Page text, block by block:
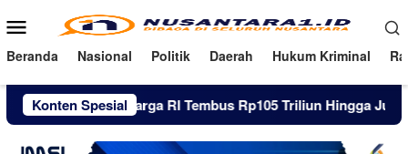
ke
konten
Menu
Mobile
Beranda Nasional Politik Daerah Hukum Kriminal
Konten Spesial
Utang Pinjol Warga RI Tembus Rp105 Triliun Hingga Juni 2026